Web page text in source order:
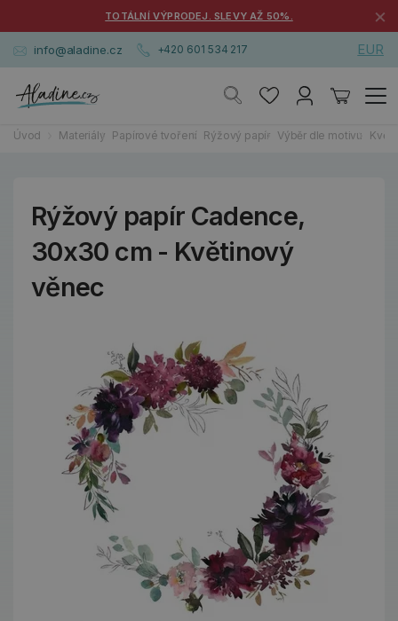
TOTÁLNÍ VÝPRODEJ. SLEVY AŽ 50%. ×
info@aladine.cz +420 601 534 217 EUR
Úvod Materiály Papírové tvoření Rýžový papír Výběr dle motivu
Rýžový papír Cadence,
30x30 cm - Květinový
věnec